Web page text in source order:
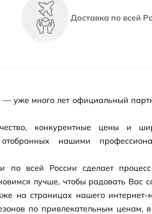
Доставка по всей
— уже много лет официальный
конкурентные цены и
нашими
по всей России сделает
лучше, чтобы радовать Вас
на страницах нашего интернет-
по привлекательным ценам,